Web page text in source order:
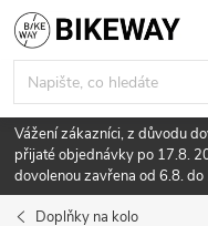
Přejít
na
obsah
Vážení zákazníci, z důvodu
přijaté objednávky po 17.8.
dovolenou zavřena od 6.8.
Doplňky na kolo